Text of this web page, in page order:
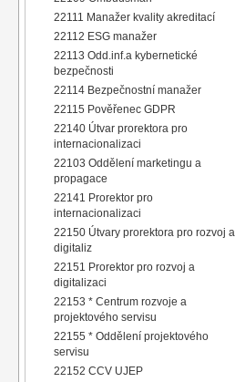
22111 Manažer kvality akreditací
22112 ESG manažer
22113 Odd.inf.a kybernetické
bezpečnosti
22114 Bezpečnostní manažer
22115 Pověřenec GDPR
22140 Útvar prorektora pro
internacionalizaci
22103 Oddělení marketingu a
propagace
22141 Prorektor pro
internacionalizaci
22150 Útvary prorektora pro rozvoj a
digitaliz
22151 Prorektor pro rozvoj a
digitalizaci
22153 * Centrum rozvoje a
projektového servisu
22155 * Oddělení projektového
servisu
22152 CCV UJEP